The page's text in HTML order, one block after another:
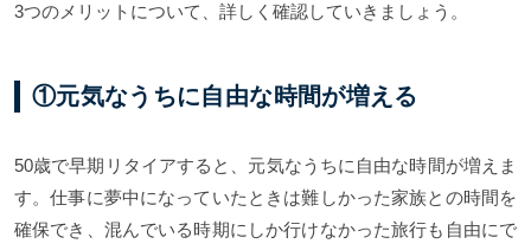
3つのメリットについて、詳しく確認していきましょう。
①元気なうちに自由な時間が増える
50歳で早期リタイアすると、元気なうちに自由な時間が増えま
す。仕事に夢中になっていたときは難しかった家族との時間を
確保でき、混んでいる時期にしか行けなかった旅行も自由にで